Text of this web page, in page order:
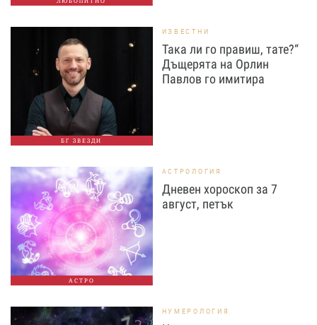
БГ ЗВЕЗДИ
ИЗВЕСТНИ
Така ли го правиш, тате?“
Дъщерята на Орлин
Павлов го имитира
АСТРО
АСТРОЛОГИЯ
Дневен хороскоп за 7
август, петък
НУМЕРОЛОГИЯ